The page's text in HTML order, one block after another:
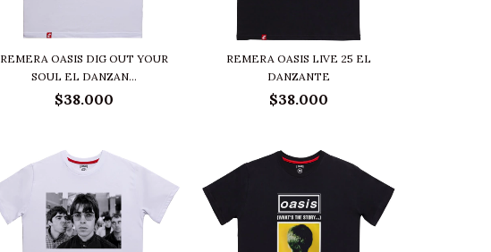
REMERA OASIS DIG OUT YOUR
SOUL EL DANZAN...
$38.000
REMERA OASIS LIVE 25 EL
DANZANTE
$38.000